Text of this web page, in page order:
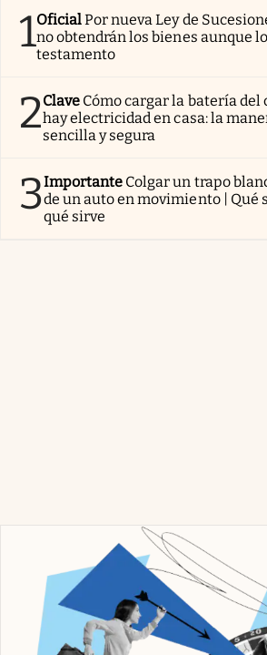
1OficialPor nueva Ley de
no obtendrán los bienes aunque
testamento
2Clave Cómo cargar la batería del
hay electricidad en casa: la
sencilla y segura
3Importante Colgar un trapo
de un auto en movimiento | Qué
qué sirve